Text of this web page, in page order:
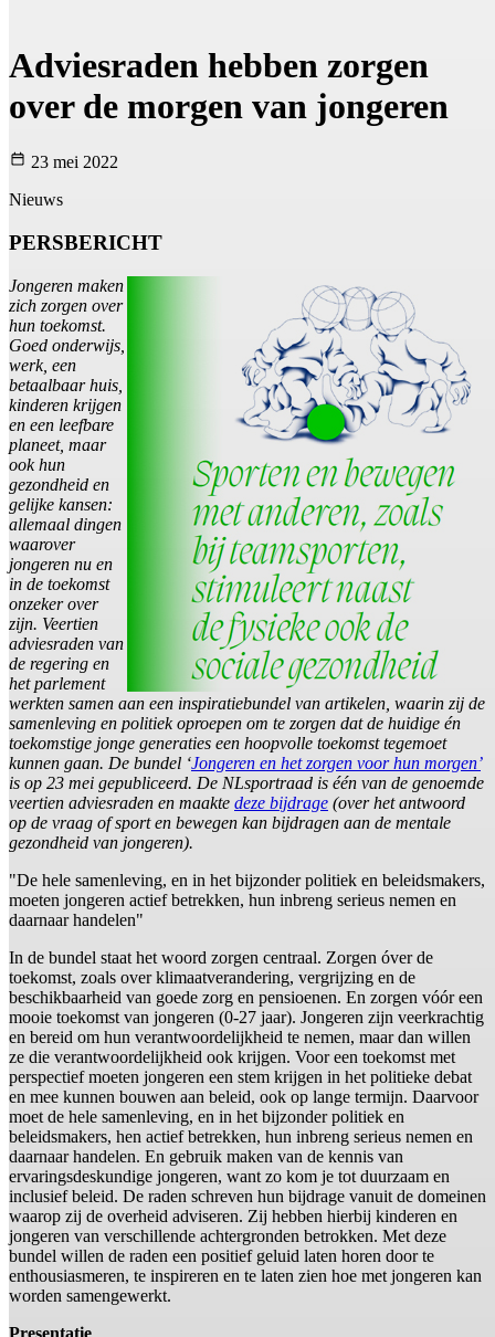
Adviesraden hebben zorgen
over de morgen van jongeren
23 mei 2022
Nieuws
PERSBERICHT
Jongeren maken
zich zorgen over
hun toekomst.
Goed onderwijs,
werk, een
betaalbaar huis,
kinderen krijgen
en een leefbare
planeet, maar
ook hun
gezondheid en
gelijke kansen:
allemaal dingen
waarover
jongeren nu en
in de toekomst
onzeker over
zijn. Veertien
adviesraden van
de regering en
het parlement
werkten samen aan een inspiratiebundel van artikelen, waarin zij de
samenleving en politiek oproepen om te zorgen dat de huidige én
toekomstige jonge generaties een hoopvolle toekomst tegemoet
kunnen gaan. De bundel ‘Jongeren en het zorgen voor hun morgen’
is op 23 mei gepubliceerd. De NLsportraad is één van de genoemde
veertien adviesraden en maakte deze bijdrage (over het antwoord
op de vraag of sport en bewegen kan bijdragen aan de mentale
gezondheid van jongeren).
"De hele samenleving, en in het bijzonder politiek en beleidsmakers,
moeten jongeren actief betrekken, hun inbreng serieus nemen en
daarnaar handelen"
In de bundel staat het woord zorgen centraal. Zorgen óver de
toekomst, zoals over klimaatverandering, vergrijzing en de
beschikbaarheid van goede zorg en pensioenen. En zorgen vóór een
mooie toekomst van jongeren (0-27 jaar). Jongeren zijn veerkrachtig
en bereid om hun verantwoordelijkheid te nemen, maar dan willen
ze die verantwoordelijkheid ook krijgen. Voor een toekomst met
perspectief moeten jongeren een stem krijgen in het politieke debat
en mee kunnen bouwen aan beleid, ook op lange termijn. Daarvoor
moet de hele samenleving, en in het bijzonder politiek en
beleidsmakers, hen actief betrekken, hun inbreng serieus nemen en
daarnaar handelen. En gebruik maken van de kennis van
ervaringsdeskundige jongeren, want zo kom je tot duurzaam en
inclusief beleid. De raden schreven hun bijdrage vanuit de domeinen
waarop zij de overheid adviseren. Zij hebben hierbij kinderen en
jongeren van verschillende achtergronden betrokken. Met deze
bundel willen de raden een positief geluid laten horen door te
enthousiasmeren, te inspireren en te laten zien hoe met jongeren kan
worden samengewerkt.
Presentatie